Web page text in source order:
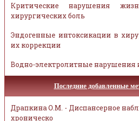
Критические нарушения
хирургических боль
Эндогенные интоксикации в
их коррекции
Водно-электролитные нарушения
Последние добавленные
Драпкина О.М. - Диспансерное
хроническо